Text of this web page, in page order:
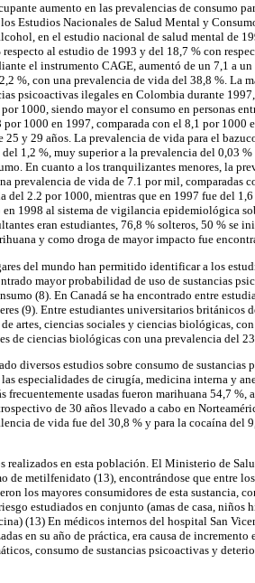
aumento en las prevalencias de consumo
Estudios Nacionales de Salud Mental y
en el estudio nacional de salud mental de
al estudio de 1993 y del 18,7 % con
el instrumento CAGE, aumentó de un 7,1 a
%, con una prevalencia de vida del 38,8 %. La
psicoactivas ilegales en Colombia durante
1000, siendo mayor el consumo en personas
1000 en 1997, comparada con el 8,1 por 1000
25 y 29 años. La prevalencia de vida para el
1,2 %, muy superior a la prevalencia del 0,03
En cuanto a los tranquilizantes menores, la
prevalencia de vida de 7.1 por mil, comparadas
del 2.2 por 1000, mientras que en 1997 fue del
1998 al sistema de vigilancia epidemiológica
eran estudiantes, 76,8 % solteros, 50 % se
y como droga de mayor impacto fue
del mundo han permitido identificar a los
mayor probabilidad de uso de sustancias
(8). En Canadá se ha encontrado entre
(9). Entre estudiantes universitarios británicos
de artes, ciencias sociales y ciencias biológicas,
de ciencias biológicas con una prevalencia del 23
diversos estudios sobre consumo de sustancias
especialidades de cirugía, medicina interna y
frecuentemente usadas fueron marihuana 54,7
de 30 años llevado a cabo en
de vida fue del 30,8 % y para la cocaína del
realizados en esta población. El Ministerio de
de metilfenidato (13), encontrándose que entre
los mayores consumidores de esta sustancia,
estudiados en conjunto (amas de casa, niños
(13) En médicos internos del hospital San
en su año de práctica, era causa de
consumo de sustancias psicoactivas y